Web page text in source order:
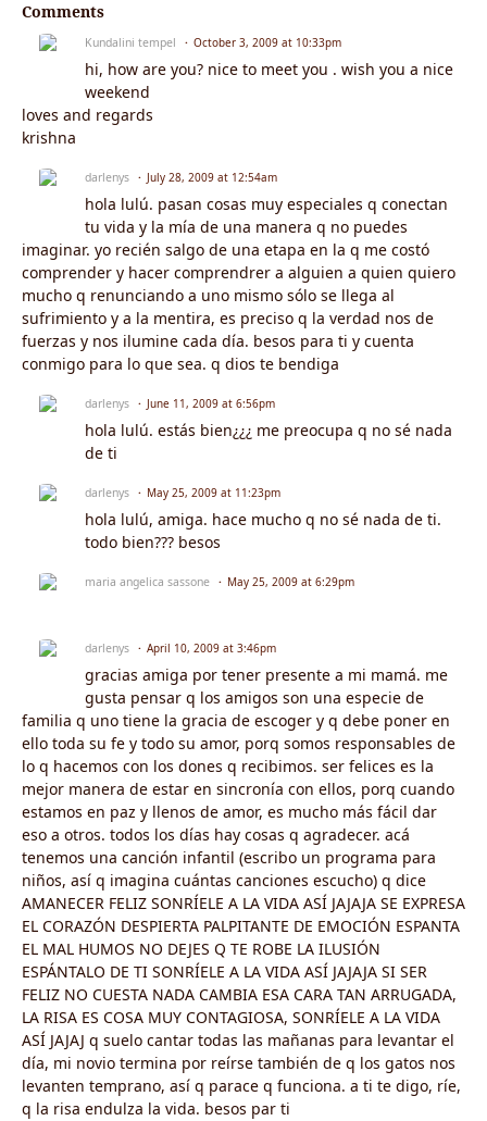
Comments
Kundalini tempel October 3, 2009 at 10:33pm
hi, how are you? nice to meet you . wish you a nice
weekend
loves and regards
krishna
darlenys July 28, 2009 at 12:54am
hola lulú. pasan cosas muy especiales q conectan
tu vida y la mía de una manera q no puedes
imaginar. yo recién salgo de una etapa en la q me costó
comprender y hacer comprendrer a alguien a quien quiero
mucho q renunciando a uno mismo sólo se llega al
sufrimiento y a la mentira, es preciso q la verdad nos de
fuerzas y nos ilumine cada día. besos para ti y cuenta
conmigo para lo que sea. q dios te bendiga
darlenys June 11, 2009 at 6:56pm
hola lulú. estás bien¿¿¿ me preocupa q no sé nada
de ti
darlenys May 25, 2009 at 11:23pm
hola lulú, amiga. hace mucho q no sé nada de ti.
todo bien??? besos
maria angelica sassone May 25, 2009 at 6:29pm
darlenys April 10, 2009 at 3:46pm
gracias amiga por tener presente a mi mamá. me
gusta pensar q los amigos son una especie de
familia q uno tiene la gracia de escoger y q debe poner en
ello toda su fe y todo su amor, porq somos responsables de
lo q hacemos con los dones q recibimos. ser felices es la
mejor manera de estar en sincronía con ellos, porq cuando
estamos en paz y llenos de amor, es mucho más fácil dar
eso a otros. todos los días hay cosas q agradecer. acá
tenemos una canción infantil (escribo un programa para
niños, así q imagina cuántas canciones escucho) q dice
AMANECER FELIZ SONRÍELE A LA VIDA ASÍ JAJAJA SE EXPRESA
EL CORAZÓN DESPIERTA PALPITANTE DE EMOCIÓN ESPANTA
EL MAL HUMOS NO DEJES Q TE ROBE LA ILUSIÓN
ESPÁNTALO DE TI SONRÍELE A LA VIDA ASÍ JAJAJA SI SER
FELIZ NO CUESTA NADA CAMBIA ESA CARA TAN ARRUGADA,
LA RISA ES COSA MUY CONTAGIOSA, SONRÍELE A LA VIDA
ASÍ JAJAJ q suelo cantar todas las mañanas para levantar el
día, mi novio termina por reírse también de q los gatos nos
levanten temprano, así q parace q funciona. a ti te digo, ríe,
q la risa endulza la vida. besos par ti